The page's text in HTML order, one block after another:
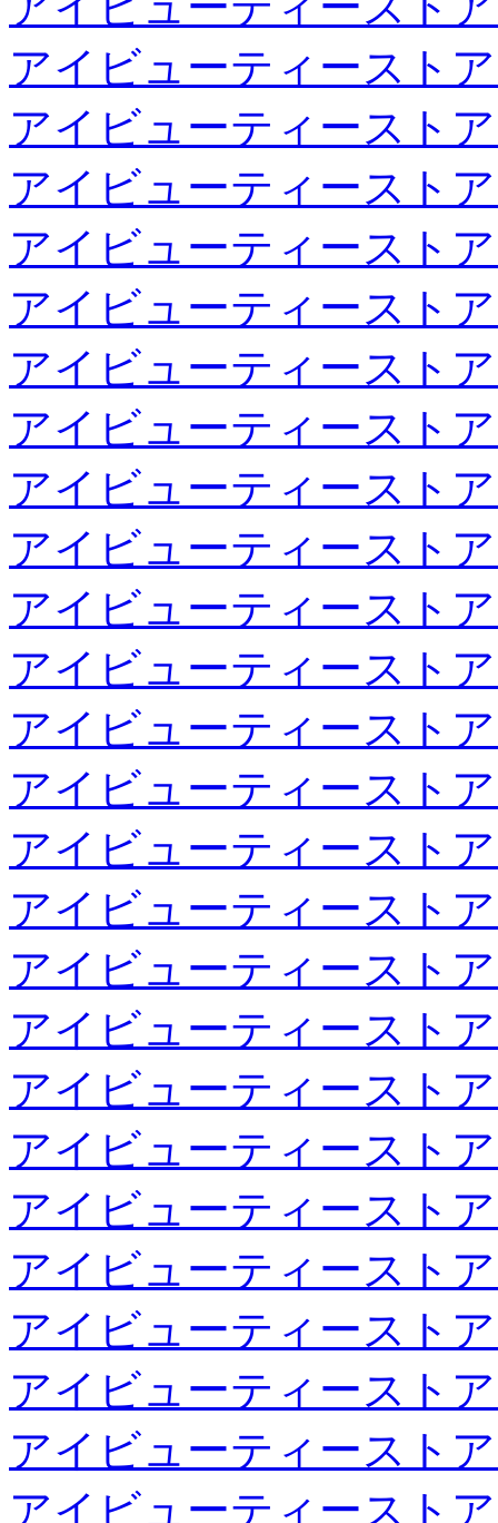
アイビューティースト
アイビューティースト
アイビューティースト
アイビューティースト
アイビューティースト
アイビューティースト
アイビューティースト
アイビューティースト
アイビューティースト
アイビューティースト
アイビューティースト
アイビューティースト
アイビューティースト
アイビューティースト
アイビューティースト
アイビューティースト
アイビューティースト
アイビューティースト
アイビューティースト
アイビューティースト
アイビューティースト
アイビューティースト
アイビューティースト
アイビューティースト
アイビューティースト